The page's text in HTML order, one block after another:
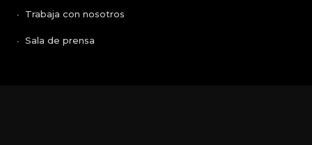
Trabaja con nosotros
Sala de prensa